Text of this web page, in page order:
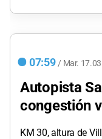
07:59 / Mar.
Autopista
congestión
KM 30, altura de